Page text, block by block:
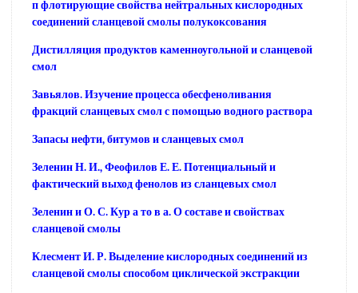
п флотирующие свойства нейтральных кислородных
соединений сланцевой смолы полукоксования
Дистилляция продуктов каменноугольной и сланцевой
смол
Завьялов. Изучение процесса обесфеноливания
фракций сланцевых смол с помощью водного раствора
Запасы нефти, битумов и сланцевых смол
Зеленин Н. И., Феофилов Е. Е. Потенциальный и
фактический выход фенолов из сланцевых смол
Зеленин и О. С. Кур а то в а. О составе и свойствах
сланцевой смолы
Клесмент И. Р. Выделение кислородных соединений из
сланцевой смолы способом циклической экстракции